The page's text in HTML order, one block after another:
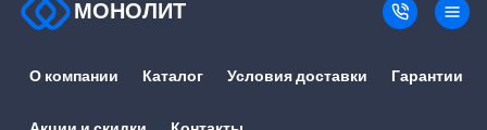
МОНОЛИТ
О компании Каталог Условия доставки Гарантии